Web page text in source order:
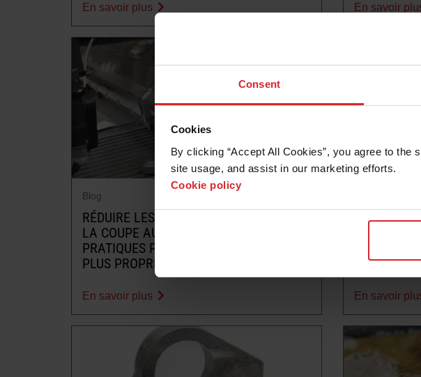
Consent
Cookies
By clicking “Accept All Cookies”, you agree to
site usage, and assist in our marketing efforts.
Cookie policy
En savoir plus En savoir
Blog
RÉDUIRE LES ÉCLABOUSSURES LORS DE
LA COUPE AU JET D’EAU : STRATÉGIES
PRATIQUES POUR DES OPÉRATIONS
PLUS PROPRES ET PLUS SÛRES
En savoir plus
DES
En savoir